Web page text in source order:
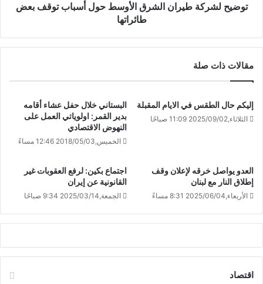
توضيح لشركة طيران الشرق الأوسط حول أسباب توقف بعض
طائراتها
مقالات ذات صلة
إليكم حال الطقس في الايام المقبلة
الثلاثاء,2025/09/02 11:09 صباحًا
البستاني خلال حفل عشاء أقامه
بدير القمر: اولوياتي العمل على
النهوض الاقتصادي
الخميس,2018/05/03 12:46 مساءً
العدو يواصل خرقه لإعلان وقف
إطلاق النار مع لبنان
الأربعاء,2025/06/04 8:31 مساءً
اجتماع بكين: لرفع العقوبات غير
القانونية عن إيران
الجمعة,2025/03/14 9:34 صباحًا
اقتصاد